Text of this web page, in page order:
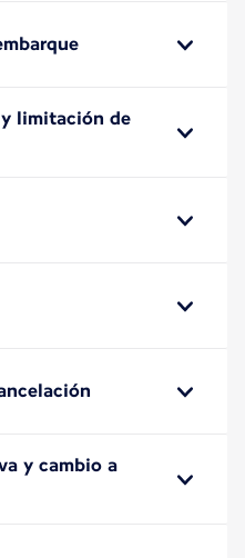
limitación de
y cambio a